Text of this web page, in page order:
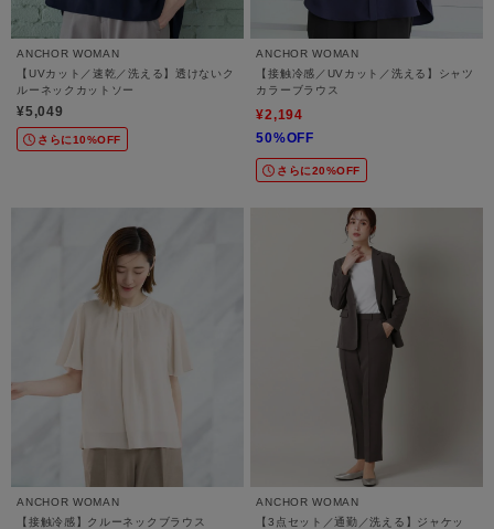
ANCHOR WOMAN
【UVカット／速乾／洗える】透けないク
ルーネックカットソー
¥5,049
さらに10%OFF
ANCHOR WOMAN
【接触冷感／UVカット／洗える】シャツ
カラーブラウス
¥2,194
50%OFF
さらに20%OFF
ANCHOR WOMAN
【接触冷感】クルーネックブラウス
ANCHOR WOMAN
【3点セット／通勤／洗える】ジャケッ